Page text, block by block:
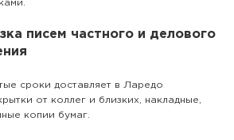
писем частного и делового
сроки доставляет в Ларедо
от коллег и близких, накладные,
копии бумаг.